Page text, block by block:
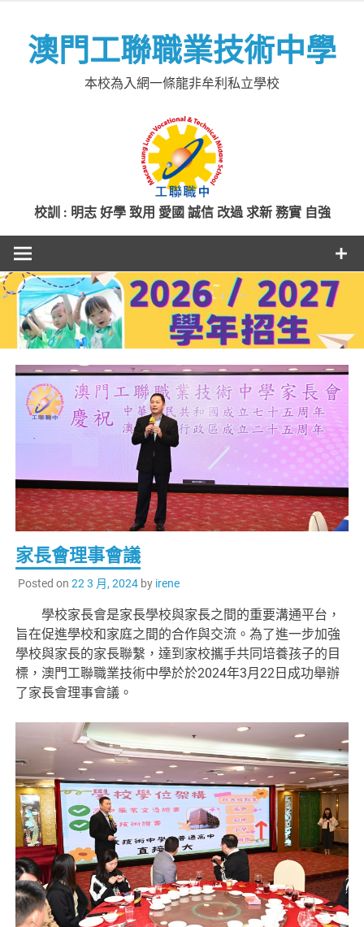
content澳門工聯職業技術中學
本校為入網一條龍非牟利私立學校
校訓 : 明志 好學 致用 愛國 誠信 改過 求新 務實 自強
家長會理事會議
Posted on 22 3 月, 2024by irene
學校家長會是家長學校與家長之間的重要溝通平台，
旨在促進學校和家庭之間的合作與交流。為了進一步加強
學校與家長的家長聯繫，達到家校攜手共同培養孩子的目
標，澳門工聯職業技術中學於於2024年3月22日成功舉辦
了家長會理事會議。